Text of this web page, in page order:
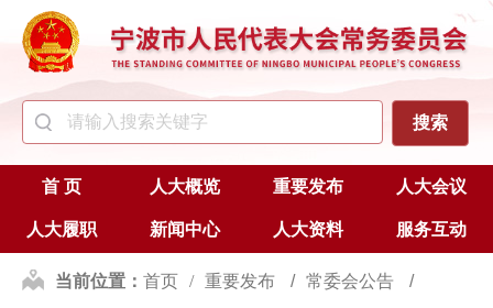
首 页 人大概览 重要发布 人大会议
人大履职 新闻中心 人大资料 服务互动
当前位置： 首页 重要发布 常委会公告